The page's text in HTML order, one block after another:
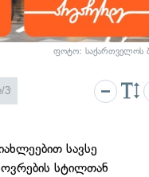
ფოტო: საქართველოს
სავსე
სტილთან